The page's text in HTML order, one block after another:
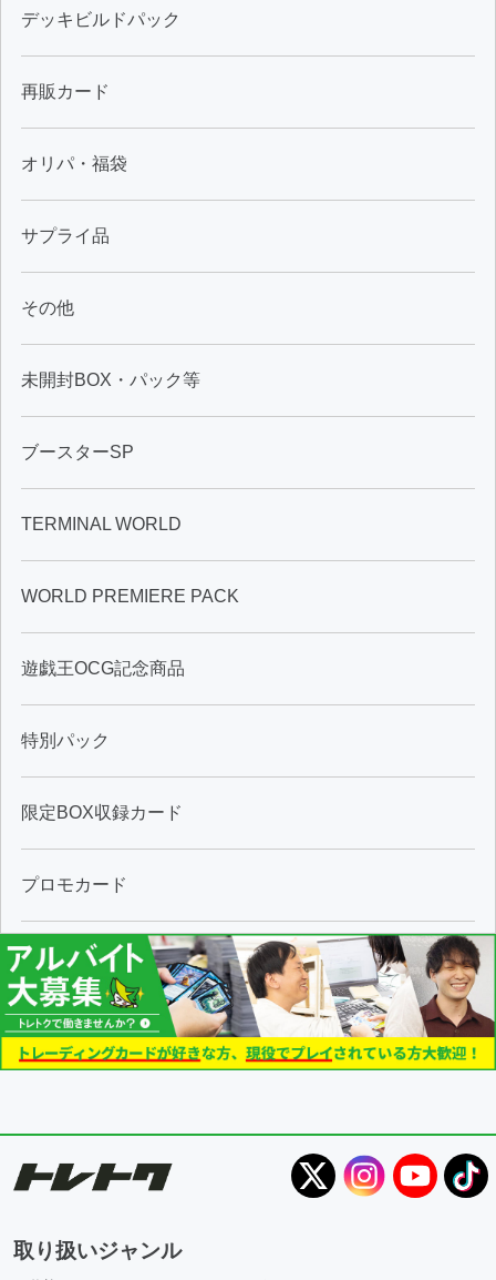
デッキビルドパック
再販カード
オリパ・福袋
サプライ品
その他
未開封BOX・パック等
ブースターSP
TERMINAL WORLD
WORLD PREMIERE PACK
遊戯王OCG記念商品
特別パック
限定BOX収録カード
プロモカード
取り扱いジャンル